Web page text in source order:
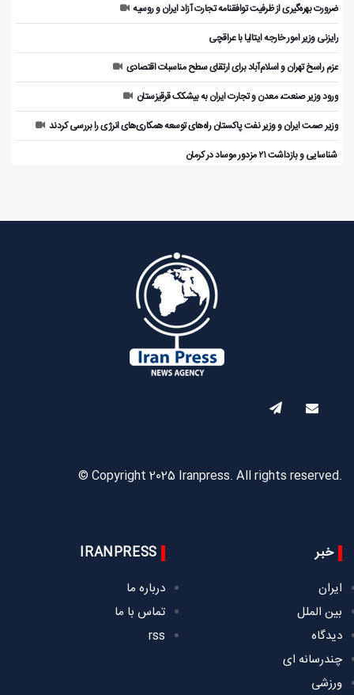
ضرورت بهره‌گیری از ظرفیت توافقنامه تجارت آزاد ایران و روسیه
رایزنی وزیر امور خارجه ایتالیا با عراقچی
عزم راسخ تهران و اسلام‌آباد برای ارتقای سطح مناسبات اقتصادی
ورود وزیر صنعت، معدن و تجارت ایران به بیشکک قرقیزستان
وزیر صمت ایران و وزیر نفت پاکستان راه‌های توسعه همکاری‌های انرژی را بررسی کردند
️ شناسایی و بازداشت ۲۱ مزدور موساد در کرمان
© Copyright 2025 Iranpress. All rights reserved.
خبر
ایران
بین الملل
دیدگاه
چندرسانه ای
ورزشی
IRANPRESS
درباره ما
تماس با ما
rss